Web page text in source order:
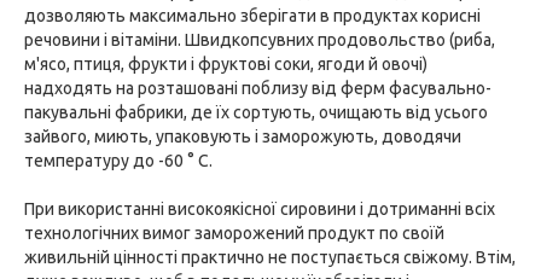
дозволяють максимально зберігати в продуктах корисні
речовини і вітаміни. Швидкопсувних продовольство (риба,
м'ясо, птиця, фрукти і фруктові соки, ягоди й овочі)
надходять на розташовані поблизу від ферм фасувально-
пакувальні фабрики, де їх сортують, очищають від усього
зайвого, миють, упаковують і заморожують, доводячи
температуру до -60 ° С.
При використанні високоякісної сировини і дотриманні всіх
технологічних вимог заморожений продукт по своїй
живильній цінності практично не поступається свіжому. Втім,